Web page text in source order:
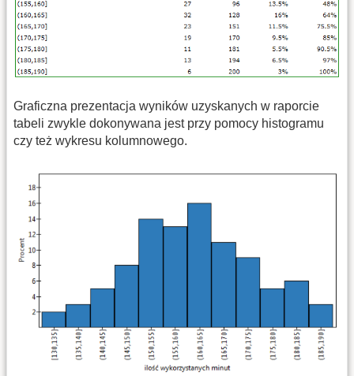
Graficzna prezentacja wyników uzyskanych w raporcie
tabeli zwykle dokonywana jest przy pomocy histogramu
czy też wykresu kolumnowego.